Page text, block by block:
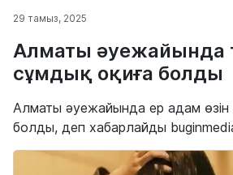
29 тамыз, 2025
Алматы әуежайында
сұмдық оқиға болды
Алматы әуежайында ер адам өзін
болды, деп хабарлайды